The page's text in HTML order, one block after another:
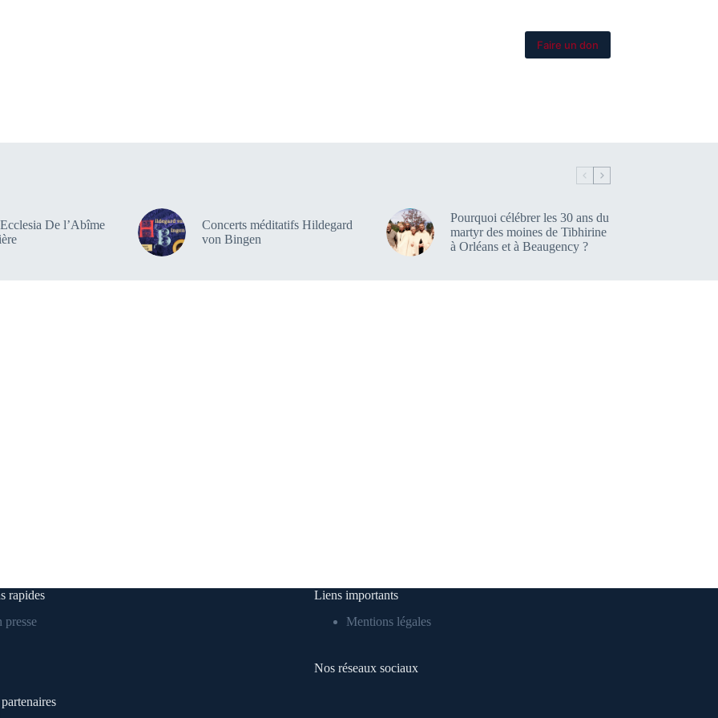
Faire un don
De l’Abîme
Concerts méditatifs Hildegard
von Bingen
Pourquoi célébrer les 30 ans du
martyr des moines de Tibhirine
à Orléans et à Beaugency ?
rapides
presse
partenaires
Liens importants
Mentions légales
Nos réseaux sociaux